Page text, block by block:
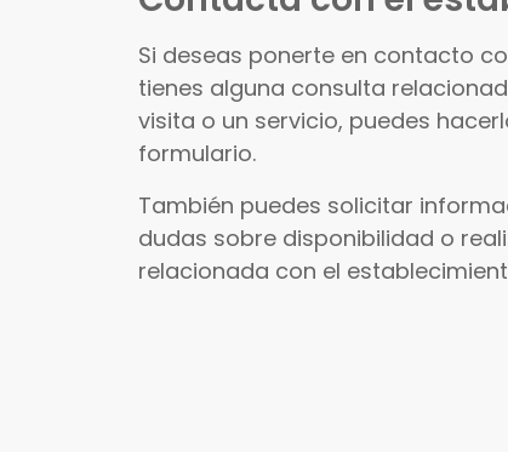
Si deseas ponerte en contacto
tienes alguna consulta
visita o un servicio, puedes
formulario.
También puedes solicitar
dudas sobre disponibilidad o
relacionada con el